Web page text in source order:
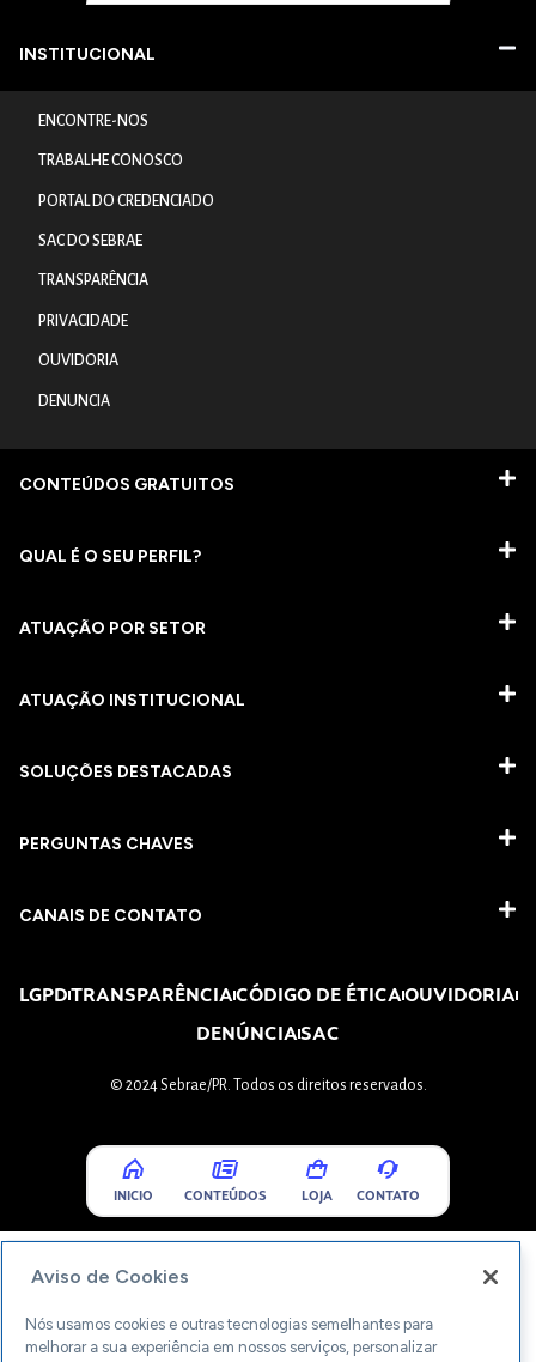
INSTITUCIONAL
ENCONTRE-NOS
TRABALHE CONOSCO
PORTAL DO CREDENCIADO
SAC DO SEBRAE
TRANSPARÊNCIA
PRIVACIDADE
OUVIDORIA
DENUNCIA
CONTEÚDOS GRATUITOS
QUAL É O SEU PERFIL?
ATUAÇÃO POR SETOR
ATUAÇÃO INSTITUCIONAL
SOLUÇÕES DESTACADAS
PERGUNTAS CHAVES​
CANAIS DE CONTATO
LGPDTRANSPARÊNCIACÓDIGO DE ÉTICAOUVIDORIA
DENÚNCIASAC
© 2024 Sebrae/PR. Todos os direitos reservados.
INICIO CONTEÚDOS LOJA CONTATO
Aviso de Cookies
Nós usamos cookies e outras tecnologias semelhantes para
melhorar a sua experiência em nossos serviços, personalizar